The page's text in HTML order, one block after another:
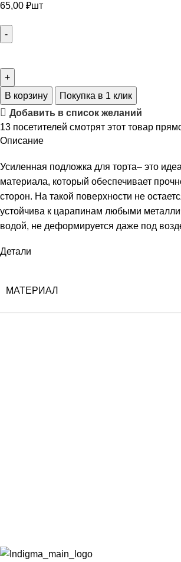
65,00 ₽шт
В корзину
Покупка в 1 клик
Добавить в список желаний
13 посетителей смотрят этот товар
Описание
Усиленная подложка для торта– это
материала, который обеспечивает
сторон. На такой поверхности не
устойчива к царапинам любыми
водой, не деформируется даже под
Детали
МАТЕРИАЛ